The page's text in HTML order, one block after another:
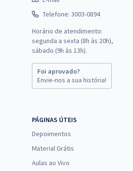
Telefone: 3003-0894
Horário de atendimento:
segunda a sexta (8h às 20h),
sábado (9h às 13h).
Foi aprovado?
Envie-nos a sua história!
PÁGINAS ÚTEIS
Depoimentos
Material Grátis
Aulas ao Vivo